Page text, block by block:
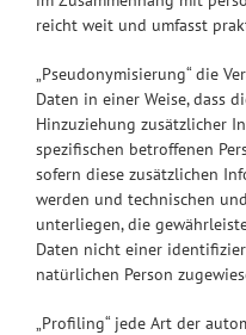
reicht weit und umfasst
„Pseudonymisierung“ die
Daten in einer Weise, dass
Hinzuziehung zusätzlicher
spezifischen betroffenen
sofern diese zusätzlichen
werden und technischen
unterliegen, die
Daten nicht einer
natürlichen Person
„Profiling“ jede Art der